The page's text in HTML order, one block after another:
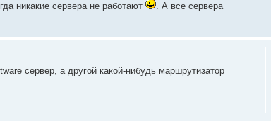
никакие сервера не работают
. А все сервера
сервер, а другой какой-нибудь маршрутизатор